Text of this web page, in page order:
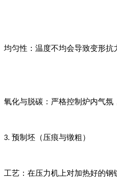
均匀性：温度不均会导致变形抗
氧化与脱碳：严格控制炉内气氛
3. 预制坯（压痕与镦粗）
工艺：在压力机上对加热好的钢